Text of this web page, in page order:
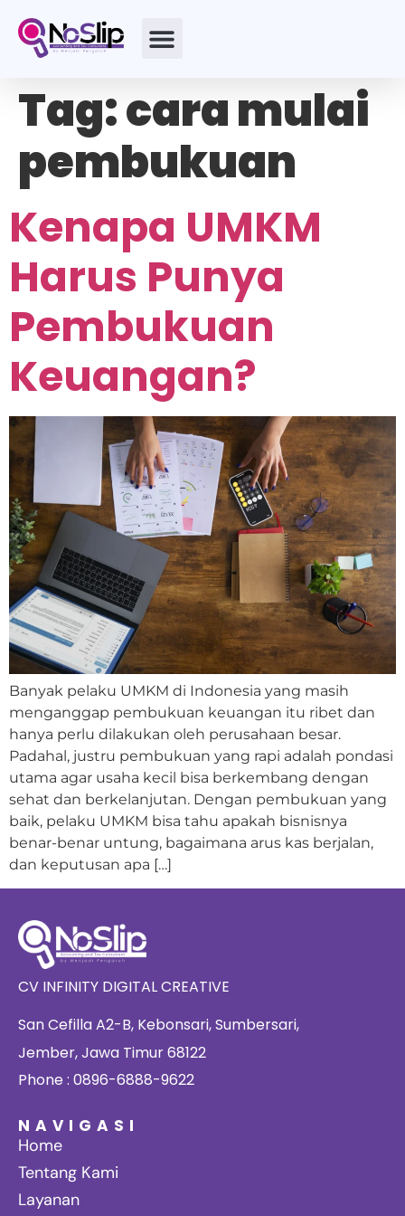
Tag:cara mulai
pembukuan
Kenapa UMKM
Harus Punya
Pembukuan
Keuangan?
Banyak pelaku UMKM di Indonesia yang masih
menganggap pembukuan keuangan itu ribet dan
hanya perlu dilakukan oleh perusahaan besar.
Padahal, justru pembukuan yang rapi adalah pondasi
utama agar usaha kecil bisa berkembang dengan
sehat dan berkelanjutan. Dengan pembukuan yang
baik, pelaku UMKM bisa tahu apakah bisnisnya
benar-benar untung, bagaimana arus kas berjalan,
dan keputusan apa […]
CV INFINITY DIGITAL CREATIVE
San Cefilla A2-B, Kebonsari, Sumbersari,
Jember, Jawa Timur 68122
Phone : 0896-6888-9622
NAVIGASI
Home
Tentang Kami
Layanan